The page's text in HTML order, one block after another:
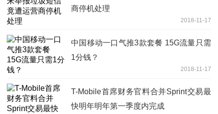
商停机处理
2018-11-17
中国移动一口气推3款套餐 15G流量只需
1分钱？
2018-11-17
T-Mobile首席财务官料合并Sprint交易最
快明年明年第一季度内完成